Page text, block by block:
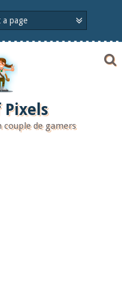
Pixels
couple de gamers